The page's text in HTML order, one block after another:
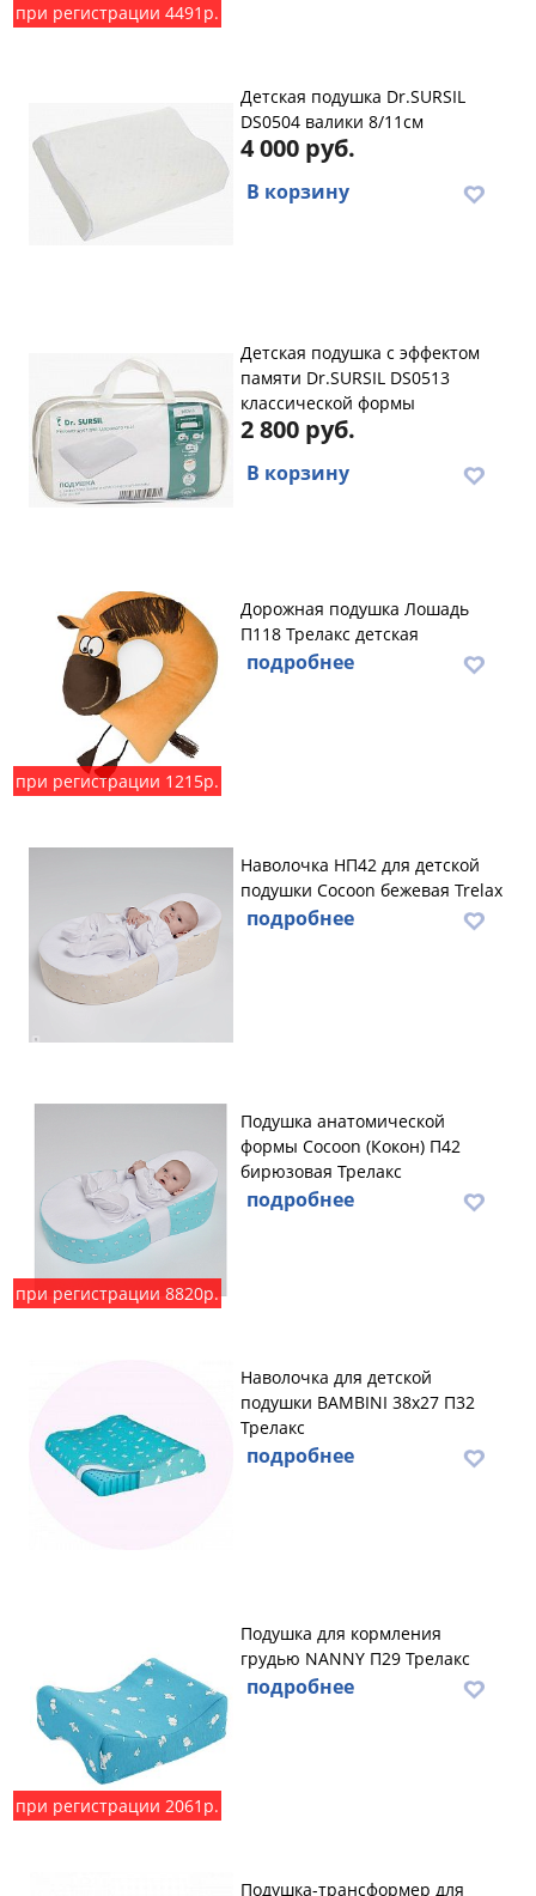
при регистрации 4491р.
Детская подушка Dr.SURSIL
DS0504 валики 8/11см
4 000 руб.
В корзину
Детская подушка с эффектом
памяти Dr.SURSIL DS0513
классической формы
2 800 руб.
В корзину
при регистрации 1215р.
Дорожная подушка Лошадь
П118 Трелакс детская
подробнее
Наволочка НП42 для детской
подушки Cocoon бежевая Trelax
подробнее
при регистрации 8820р.
Подушка анатомической
формы Cocoon (Кокон) П42
бирюзовая Трелакс
подробнее
Наволочка для детской
подушки BAMBINI 38х27 П32
Трелакс
подробнее
при регистрации 2061р.
Подушка для кормления
грудью NANNY П29 Трелакс
подробнее
Подушка-трансформер для